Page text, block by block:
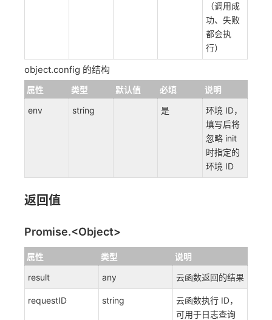
（调用成
功、失败
都会执
行）
object.config 的结构
属性 类型 默认值 必填
说明
env
string 是
环境 ID，
填写后将
忽略 init
时指定的
环境 ID
返回值
Promise.<Object>
属性 类型
说明
result
any 云函数返回的结果
requestID string
云函数执行 ID，
可用于日志查询